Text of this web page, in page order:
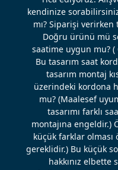
kendinize
mı? Siparişi
Doğru ürünü mü
saatime uygun mu?
Bu tasarım saat
tasarım montaj
üzerindeki kordona
mu? (Maalesef
tasarımı farklı
montajına engeldir.)
küçük farklar olması
gereklidir.) Bu küçük
hakkınız elbette